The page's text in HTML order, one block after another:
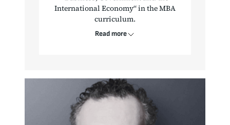
International Economy“ in the MBA
curriculum.
Read more